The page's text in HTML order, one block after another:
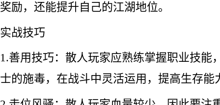
奖励，还能提升自己的江湖地位。
实战技巧
1.善用技巧：散人玩家应熟练掌握职业技能
士的施毒，在战斗中灵活运用，提高生存能